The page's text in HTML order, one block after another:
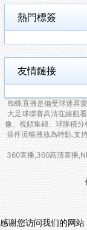
熱門標簽
友情鏈接
蜘蛛直播是備受球迷喜愛
大足球聯賽高清在線觀看
像、視頻集錦、球隊
插件流暢播放為特點,支
360直播,360高清直播
感谢您访问我们的网站